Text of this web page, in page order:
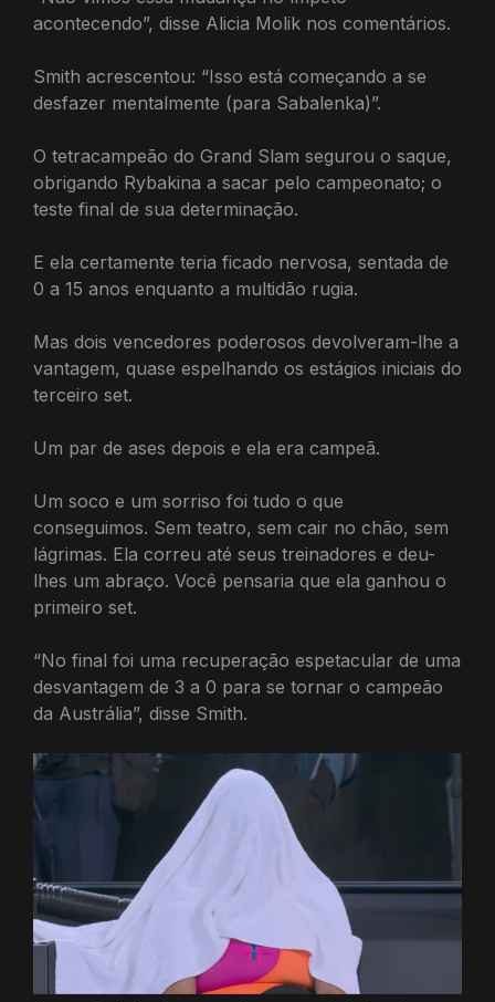
acontecendo”, disse Alicia Molik nos comentários.
Smith acrescentou: “Isso está começando a se
desfazer mentalmente (para Sabalenka)”.
O tetracampeão do Grand Slam segurou o saque,
obrigando Rybakina a sacar pelo campeonato; o
teste final de sua determinação.
E ela certamente teria ficado nervosa, sentada de
0 a 15 anos enquanto a multidão rugia.
Mas dois vencedores poderosos devolveram-lhe a
vantagem, quase espelhando os estágios iniciais do
terceiro set.
Um par de ases depois e ela era campeã.
Um soco e um sorriso foi tudo o que
conseguimos. Sem teatro, sem cair no chão, sem
lágrimas. Ela correu até seus treinadores e deu-
lhes um abraço. Você pensaria que ela ganhou o
primeiro set.
“No final foi uma recuperação espetacular de uma
desvantagem de 3 a 0 para se tornar o campeão
da Austrália”, disse Smith.